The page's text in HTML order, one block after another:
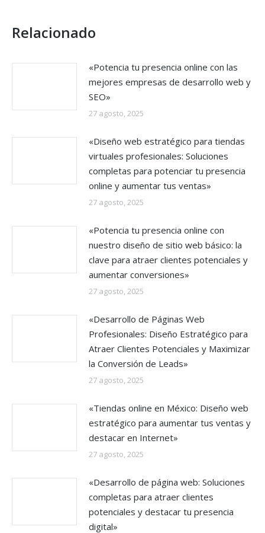
Relacionado
«Potencia tu presencia online con las
mejores empresas de desarrollo web y
SEO»
27 agosto, 2025
«Diseño web estratégico para tiendas
virtuales profesionales: Soluciones
completas para potenciar tu presencia
online y aumentar tus ventas»
27 agosto, 2025
«Potencia tu presencia online con
nuestro diseño de sitio web básico: la
clave para atraer clientes potenciales y
aumentar conversiones»
27 agosto, 2025
«Desarrollo de Páginas Web
Profesionales: Diseño Estratégico para
Atraer Clientes Potenciales y Maximizar
la Conversión de Leads»
27 agosto, 2025
«Tiendas online en México: Diseño web
estratégico para aumentar tus ventas y
destacar en Internet»
27 agosto, 2025
«Desarrollo de página web: Soluciones
completas para atraer clientes
potenciales y destacar tu presencia
digital»